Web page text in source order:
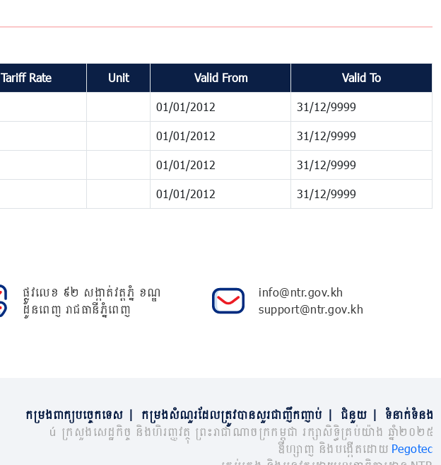
Tariff Rate Unit Valid From Valid To
01/01/2012 31/12/9999
01/01/2012 31/12/9999
01/01/2012 31/12/9999
01/01/2012 31/12/9999
ផ្លូវលេខ ៩២ សង្កាត់វត្តភ្នំ ខណ្ឌ
ដូនពេញ រាជធានីភ្នំពេញ
info@ntr.gov.kh
support@ntr.gov.kh
កម្រងពាក្យបច្ចេកទេស កម្រងសំណួរដែលត្រូវបានសួរជាញឹកញាប់ ជំនួយ
ទំនាក់ទំនង
© ក្រសួងសេដ្ឋកិច្ច និងហិរញ្ញវត្ថុ ព្រះរាជាណាចក្រកម្ពុជា រក្សាសិទ្ធិគ្រប់យ៉ាង ឆ្នាំ២០២៥
ឌីហ្សាញ និងបង្កើតដោយ Pegotec